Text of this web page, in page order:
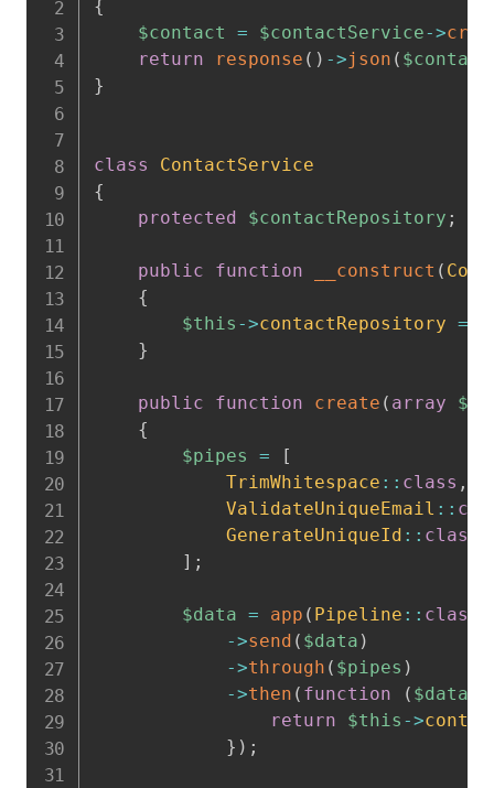
{
$contact
= $contactService->
return
response ( ) ->json ( $contact
}
class
ContactService
{
protected
$contactRepository ;
public function __construct (
{
$this ->contactRepository =
}
public function create ( array
{
$pipes
=
[
TrimWhitespace :: class ,
ValidateUniqueEmail ::
GenerateUniqueId :: class
] ;
$data = app ( Pipeline :: class
->send ( $data )
->through ( $pipes )
->then ( function ( $data
return
$this ->
} ) ;